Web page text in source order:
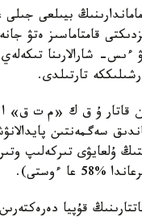
بيىلعى جىلى
قامتاماسىز ەتۋ
تارتىلدى.
قاتار ۇ ق ك «م ت ق» ا ق
سەگمەنتىن
%58 عا ءوستى).
قۇپيا